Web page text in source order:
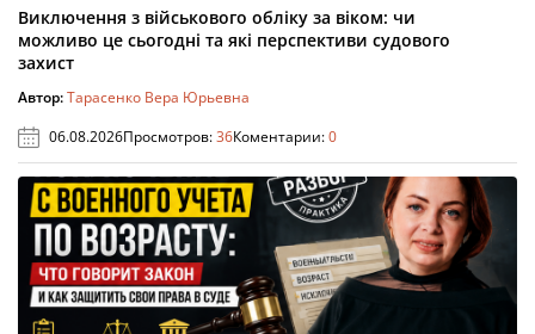
Виключення з військового обліку за віком: чи
можливо це сьогодні та які перспективи судового
захист
Автор:Тарасенко Вера Юрьевна
06.08.2026Просмотров:36Коментарии:0